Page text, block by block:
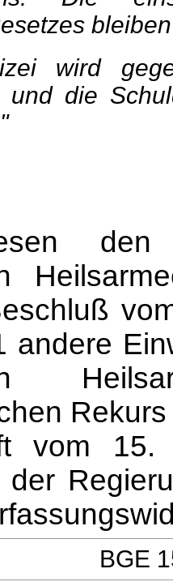
wird
und die
den
andere
vom
BGE